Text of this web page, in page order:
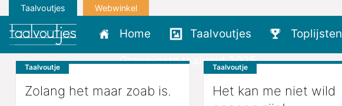
Taalvoutjes Webwinkel
Home Taalvoutjes Toplijsten
Grappigste taalvout 2025
Taalvoutje
Zolang het maar zoab is.
Taalvoutje
Het kan me niet wild